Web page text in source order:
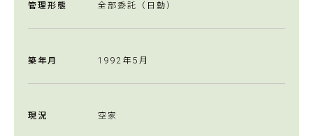
管理形態 全部委託（日勤）
築年月 1992年5月
現況 空家